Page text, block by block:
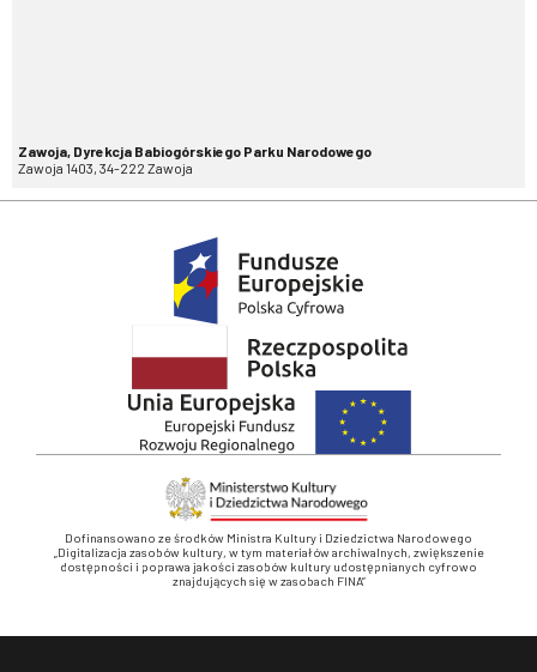
Zawoja, Dyrekcja Babiogórskiego Parku Narodowego
Zawoja 1403, 34-222 Zawoja
Dofinansowano ze środków Ministra Kultury i Dziedzictwa Narodowego
„Digitalizacja zasobów kultury, w tym materiałów archiwalnych, zwiększenie
dostępności i poprawa jakości zasobów kultury udostępnianych cyfrowo
znajdujących się w zasobach FINA”